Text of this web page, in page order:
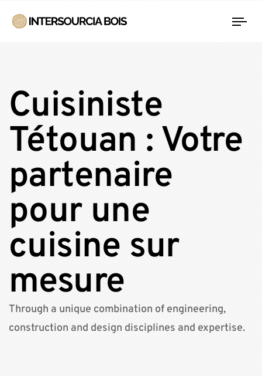
Cuisiniste
Tétouan : Votre
partenaire
pour une
cuisine sur
mesure
Through a unique combination of engineering,
construction and design disciplines and expertise.